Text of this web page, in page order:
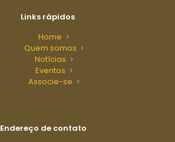
Links rápidos
Home
Quem somos
Notícias
Eventos
Associe-se
Endereço de contato